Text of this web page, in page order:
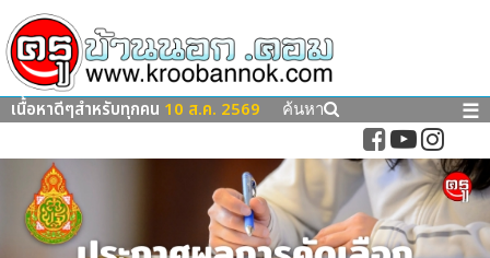
เนื้อหาดีๆสำหรับทุกคน 10 ส.ค. 2569 ค้นหา ☰